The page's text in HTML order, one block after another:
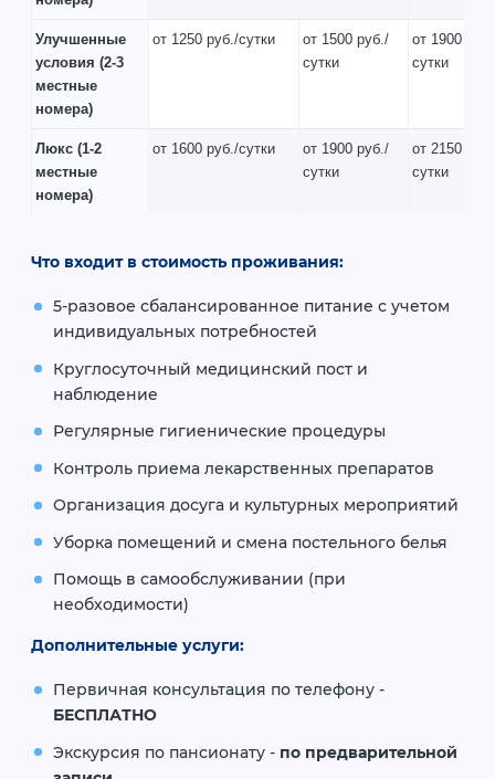
Улучшенные
условия (2-3
местные
номера)
от 1250 руб./сутки
от 1500 руб./
сутки
от 1900
сутки
Люкс (1-2
местные
номера)
от 1600 руб./сутки
от 1900 руб./
сутки
от 2150
сутки
Что входит в стоимость проживания:
5-разовое сбалансированное питание с учетом
индивидуальных потребностей
Круглосуточный медицинский пост и
наблюдение
Регулярные гигиенические процедуры
Контроль приема лекарственных препаратов
Организация досуга и культурных мероприятий
Уборка помещений и смена постельного белья
Помощь в самообслуживании (при
необходимости)
Дополнительные услуги:
Первичная консультация по телефону -
БЕСПЛАТНО
Экскурсия по пансионату - по предварительной